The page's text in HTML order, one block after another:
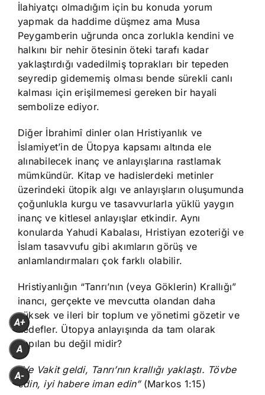
İlahiyatçı olmadığım için bu konuda yorum
yapmak da haddime düşmez ama Musa
Peygamberin uğrunda onca zorlukla kendini ve
halkını bir nehir ötesinin öteki tarafı kadar
yaklaştırdığı vadedilmiş toprakları bir tepeden
seyredip gidememiş olması bende sürekli canlı
kalması için erişilmemesi gereken bir hayali
sembolize ediyor.
Diğer İbrahimî dinler olan Hristiyanlık ve
İslamiyet’in de Ütopya kapsamı altında ele
alınabilecek inanç ve anlayışlarına rastlamak
mümkündür. Kitap ve hadislerdeki metinler
üzerindeki ütopik algı ve anlayışların oluşumunda
çoğunlukla kurgu ve tasavvurlarla yüklü yaygın
inanç ve kitlesel anlayışlar etkindir. Aynı
konularda Yahudi Kabalası, Hristiyan ezoteriği ve
İslam tasavvufu gibi akımların görüş ve
anlamlandırmaları çok farklı olabilir.
Hristiyanlığın “Tanrı’nın (veya Göklerin) Krallığı”
inancı, gerçekte ve mevcutta olandan daha
yüksek ve ileri bir toplum ve yönetimi gözetir ve
hedefler. Ütopya anlayışında da tam olarak
yapılan bu değil midir?
“Ve Vakit geldi, Tanrı’nın krallığı yaklaştı. Tövbe
edin, iyi habere iman edin” (Markos 1:15)
A+
A
A-